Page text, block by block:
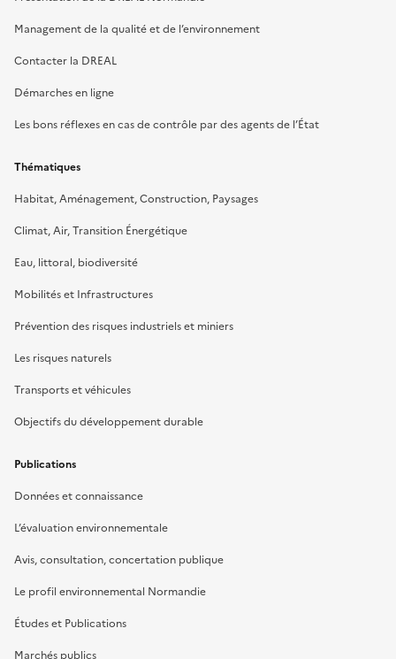
Management de la qualité et de l’environnement
Contacter la DREAL
Démarches en ligne
Les bons réflexes en cas de contrôle par des agents de l’État
Thématiques
Habitat, Aménagement, Construction, Paysages
Climat, Air, Transition Énergétique
Eau, littoral, biodiversité
Mobilités et Infrastructures
Prévention des risques industriels et miniers
Les risques naturels
Transports et véhicules
Objectifs du développement durable
Publications
Données et connaissance
L’évaluation environnementale
Avis, consultation, concertation publique
Le profil environnemental Normandie
Études et Publications
Marchés publics